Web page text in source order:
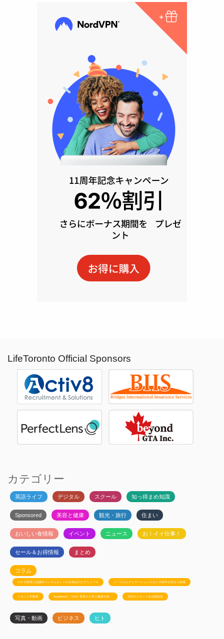
LifeToronto Official Sponsors
カテゴリー
英語ライフ デジタル スクール 知っ得まめ知識
Sponsored 美容と健康 観光・旅行 住まい
おいしい食情報 イベント ニュース お！イイ仕事！
セール＆お得情報 まとめ
コラム
カナダ政府公認移民コンサルタント白石有紀のビザニュース メープルエデュケーションのカナダ留学お役立ち情報
トロント不動産 Ayudanteの「GA4: 基本から学ぶ最新分析」 JSSのトロント生活相談室
写真・動画 ビジネス ヒト